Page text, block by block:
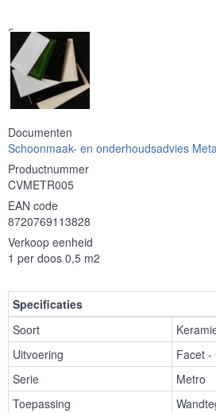
Serie
Documenten
Schoonmaak- en onderhoudsadvies
Productnummer
CVMETR005
EAN code
8720769113828
Verkoop eenheid
1 per doos 0,5 m2
Specificaties
Soort
Uitvoering
Facet -
Serie
Metro
Toepassing